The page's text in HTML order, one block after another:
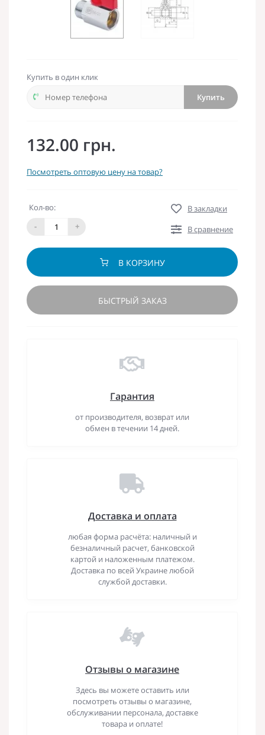
Купить в один клик
Купить
132.00 грн.
Посмотреть оптовую цену на товар?
Кол-во:
-
+
В закладки
В сравнение
В КОРЗИНУ
БЫСТРЫЙ ЗАКАЗ
Гарантия
от производителя, возврат или
обмен в течении 14 дней.
Доставка и оплата
любая форма расчёта: наличный и
безналичный расчет, банковской
картой и наложенным платежом.
Доставка по всей Украине любой
службой доставки.
Отзывы о магазине
Здесь вы можете оставить или
посмотреть отзывы о магазине,
обслуживании персонала, доставке
товара и оплате!